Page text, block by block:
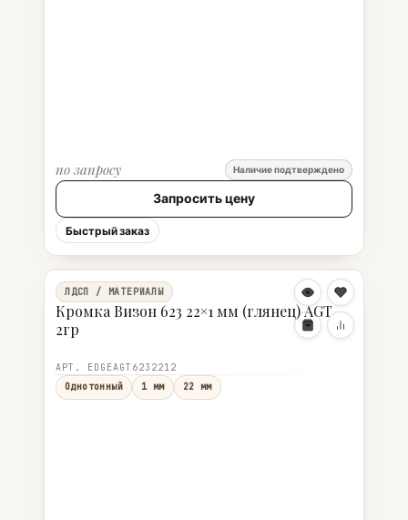
по запросу Наличие подтверждено
Запросить цену
Быстрый заказ
ЛДСП / МАТЕРИАЛЫ
Кромка Визон 623 22×1 мм (глянец) AGT
2гр
АРТ. EDGEAGT6232212
Однотонный
1 мм 22 мм